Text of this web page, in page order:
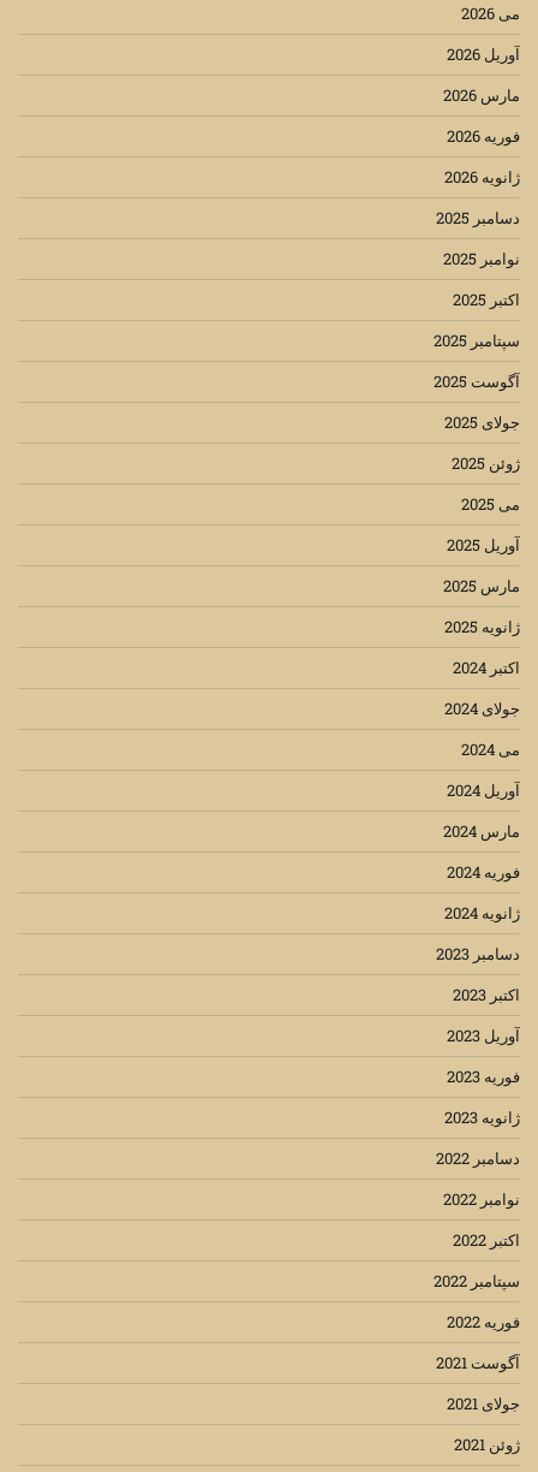
می 2026
آوریل 2026
مارس 2026
فوریه 2026
ژانویه 2026
دسامبر 2025
نوامبر 2025
اکتبر 2025
سپتامبر 2025
آگوست 2025
جولای 2025
ژوئن 2025
می 2025
آوریل 2025
مارس 2025
ژانویه 2025
اکتبر 2024
جولای 2024
می 2024
آوریل 2024
مارس 2024
فوریه 2024
ژانویه 2024
دسامبر 2023
اکتبر 2023
آوریل 2023
فوریه 2023
ژانویه 2023
دسامبر 2022
نوامبر 2022
اکتبر 2022
سپتامبر 2022
فوریه 2022
آگوست 2021
جولای 2021
ژوئن 2021